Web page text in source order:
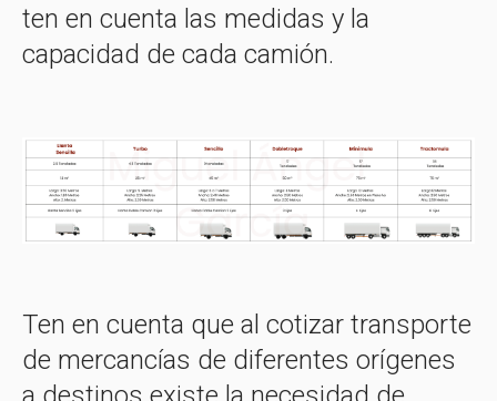
ten en cuenta las medidas y la
capacidad de cada camión.
Ten en cuenta que al cotizar transporte
de mercancías de diferentes orígenes